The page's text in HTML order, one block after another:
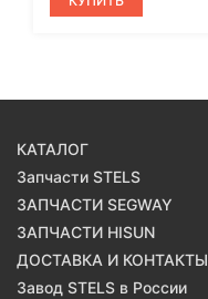
КАТАЛОГ
Запчасти STELS
ЗАПЧАСТИ SEGWAY
ЗАПЧАСТИ HISUN
ДОСТАВКА И КОНТАКТЫ
Завод STELS в России